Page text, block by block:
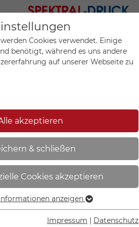
Mo.-Fr. 09:00-17:00
+49 (0)711 55 75 25
zur
|
- Betreten
Cookies verwendet. Einige
benötigt, während es uns andere
auf unserer Webseite zu
akzeptieren
& schließen
Cookies akzeptieren
werden für grundlegende Funktionen
anzeigen
Impressum Datenschutz